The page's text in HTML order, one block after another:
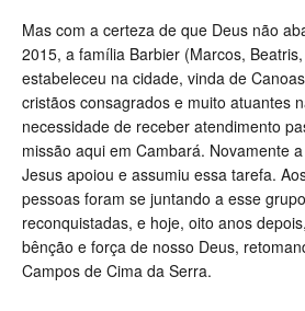
Mas com a certeza de que Deus não
2015, a família Barbier (Marcos,
estabeleceu na cidade, vinda de
cristãos consagrados e muito atuantes
necessidade de receber atendimento
missão aqui em Cambará. Novamente
Jesus apoiou e assumiu essa tarefa.
pessoas foram se juntando a esse
reconquistadas, e hoje, oito anos
bênção e força de nosso Deus,
Campos de Cima da Serra.